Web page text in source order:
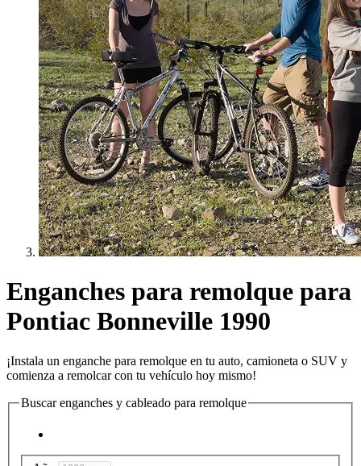
Enganches para remolque para
Pontiac Bonneville 1990
¡Instala un enganche para remolque en tu auto, camioneta o SUV y
comienza a remolcar con tu vehículo hoy mismo!
Buscar enganches y cableado para remolque